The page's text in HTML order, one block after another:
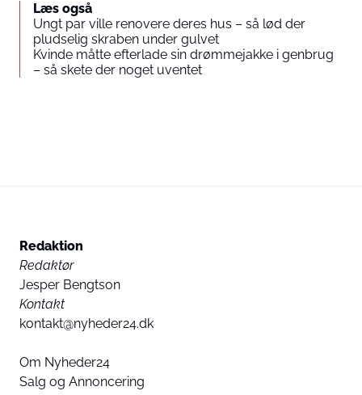
Læs også
Ungt par ville renovere deres hus – så lød der
pludselig skraben under gulvet
Kvinde måtte efterlade sin drømmejakke i genbrug
– så skete der noget uventet
Redaktion
Redaktør
Jesper Bengtson
Kontakt
kontakt@nyheder24.dk
Om Nyheder24
Salg og Annoncering